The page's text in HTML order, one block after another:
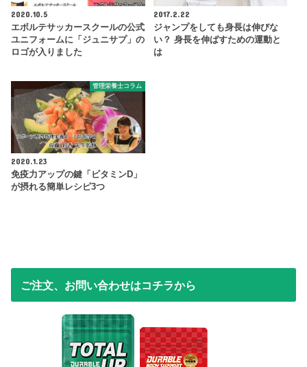
2020.10.5
エボルテサッカースクールの公式
ユニフォームに「ジュニサプ」の
ロゴが入りました
2017.2.22
ジャンプをしても身長は伸びな
い？ 身長を伸ばすための運動と
は
管理栄養士コラム
2020.1.23
免疫力アップの鍵「ビタミンD」
が摂れる簡単レシピ3つ
ご注文、お問い合わせはコチラから